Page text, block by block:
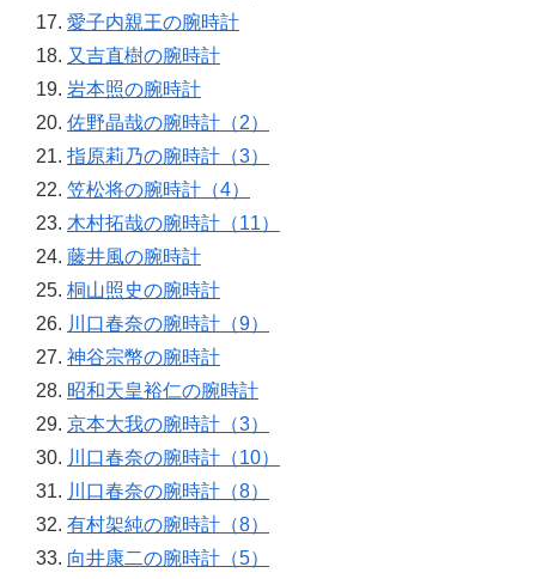
愛子内親王の腕時計
又吉直樹の腕時計
岩本照の腕時計
佐野晶哉の腕時計（2）
指原莉乃の腕時計（3）
笠松将の腕時計（4）
木村拓哉の腕時計（11）
藤井風の腕時計
桐山照史の腕時計
川口春奈の腕時計（9）
神谷宗幣の腕時計
昭和天皇裕仁の腕時計
京本大我の腕時計（3）
川口春奈の腕時計（10）
川口春奈の腕時計（8）
有村架純の腕時計（8）
向井康二の腕時計（5）